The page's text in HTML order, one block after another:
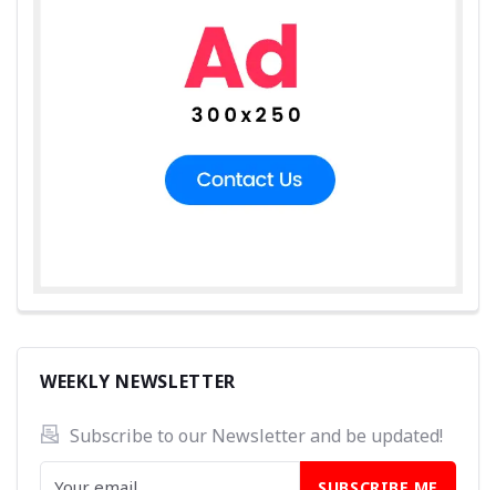
WEEKLY NEWSLETTER
Subscribe to our Newsletter and be updated!